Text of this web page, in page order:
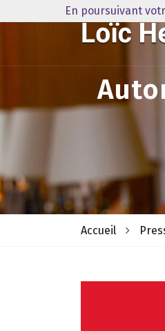
Accueil
En poursuivant